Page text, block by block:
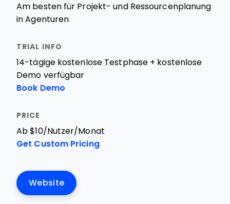
Am besten für Projekt- und Ressourcenplanung
in Agenturen
14-tägige kostenlose Testphase + kostenlose
Demo verfügbar
Book Demo
Ab $10/Nutzer/Monat
Get Custom Pricing
Website